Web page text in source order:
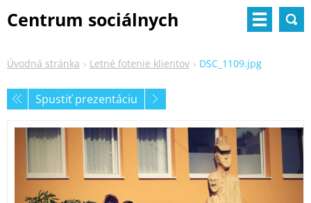
Centrum sociálnych
Úvodná stránka Letné fotenie klientov DSC_1109.jpg
Spustiť prezentáciu